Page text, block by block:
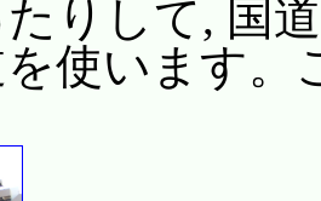
りして, 国
使います。